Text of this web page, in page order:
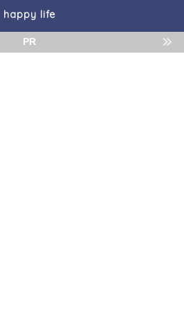
happy life
PR